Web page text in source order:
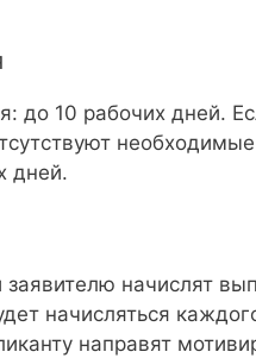
до 10 рабочих дней.
дней.
начислят
начисляться
направят